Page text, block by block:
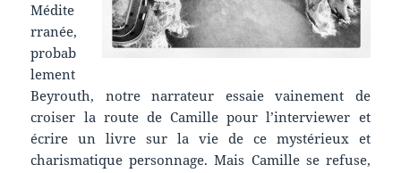
Médite
rranée,
probab
lement
Beyrouth, notre narrateur essaie vainement de
croiser la route de Camille pour l’interviewer et
écrire un livre sur la vie de ce mystérieux et
charismatique personnage. Mais Camille se refuse,